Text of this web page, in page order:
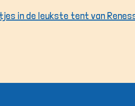
in de leukste tent van